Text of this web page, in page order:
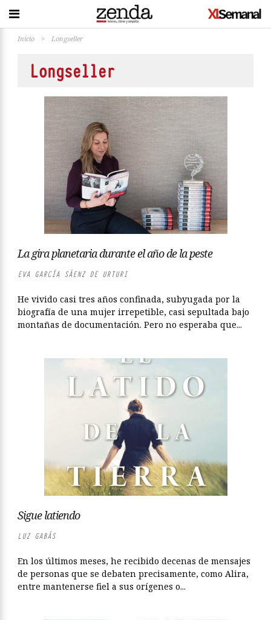
Inicio > Longseller
Longseller
La gira planetaria durante el año de la peste
EVA GARCÍA SÁENZ DE URTURI
He vivido casi tres años confinada, subyugada por la
biografía de una mujer irrepetible, casi sepultada bajo
montañas de documentación. Pero no esperaba que...
Sigue latiendo
LUZ GABÁS
En los últimos meses, he recibido decenas de mensajes
de personas que se debaten precisamente, como Alira,
entre mantenerse fiel a sus orígenes o...